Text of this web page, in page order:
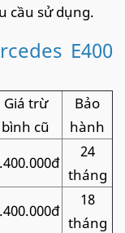
cầu sử dụng.
E400
Giá trừ
bình cũ
Bảo
hành
24
tháng
18
tháng